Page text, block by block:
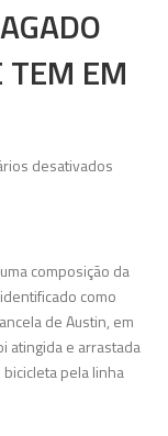
TEM EM
desativados
por
de
tem
em
composição da
como
de Austin, em
atingida e arrastada
pela linha